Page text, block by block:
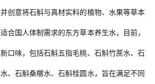
创意将石斛与真材实料的植物、水果等草本
合国人体制需求的东方草本养生水，目前，
口味， 包括石斛五指毛桃、石斛竹蔗水、石
、石斛桑椹水、石斛桂圆水， 旨在满足不同